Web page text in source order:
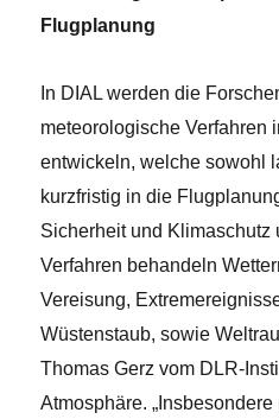
Flugplanung
In DIAL werden die
meteorologische Verfahren
entwickeln, welche sowohl
kurzfristig in die
Sicherheit und Klimaschutz
Verfahren behandeln
Vereisung,
Wüstenstaub, sowie
Thomas Gerz vom DLR-
Atmosphäre.